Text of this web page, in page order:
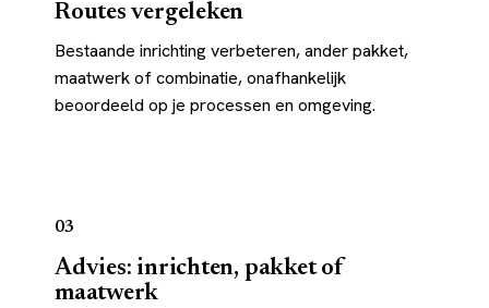
Routes vergeleken
Bestaande inrichting verbeteren, ander pakket,
maatwerk of combinatie, onafhankelijk
beoordeeld op je processen en omgeving.
03
Advies: inrichten, pakket of
maatwerk